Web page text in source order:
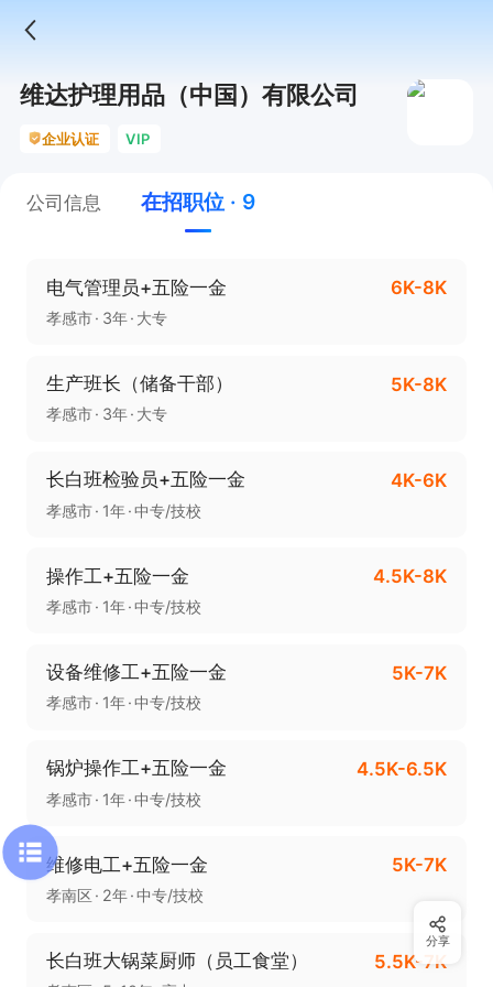
维达护理用品（中国）有限公司
企业认证 VIP
公司信息 在招职位 · 9
电气管理员+五险一金 6K-8K
孝感市 3年 大专
生产班长（储备干部） 5K-8K
孝感市 3年 大专
长白班检验员+五险一金 4K-6K
孝感市 1年 中专/技校
操作工+五险一金 4.5K-8K
孝感市 1年 中专/技校
设备维修工+五险一金 5K-7K
孝感市 1年 中专/技校
锅炉操作工+五险一金 4.5K-6.5K
孝感市 1年 中专/技校
维修电工+五险一金 5K-7K
孝南区 2年 中专/技校
长白班大锅菜厨师（员工食堂） 5.5K-7K
分享